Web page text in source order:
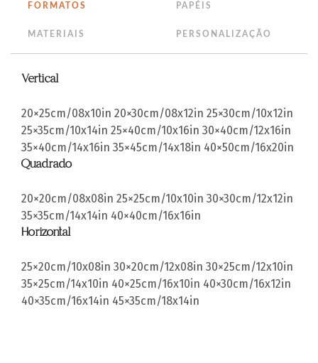
FORMATOS PAPÉIS
MATERIAIS PERSONALIZAÇÃO
Vertical
20×25cm/08x10in 20×30cm/08x12in 25×30cm/10x12in
25×35cm/10x14in 25×40cm/10x16in 30×40cm/12x16in
35×40cm/14x16in 35×45cm/14x18in 40×50cm/16x20in
Quadrado
20×20cm/08x08in 25×25cm/10x10in 30×30cm/12x12in
35×35cm/14x14in 40×40cm/16x16in
Horizontal
25×20cm/10x08in 30×20cm/12x08in 30×25cm/12x10in
35×25cm/14x10in 40×25cm/16x10in 40×30cm/16x12in
40×35cm/16x14in 45×35cm/18x14in